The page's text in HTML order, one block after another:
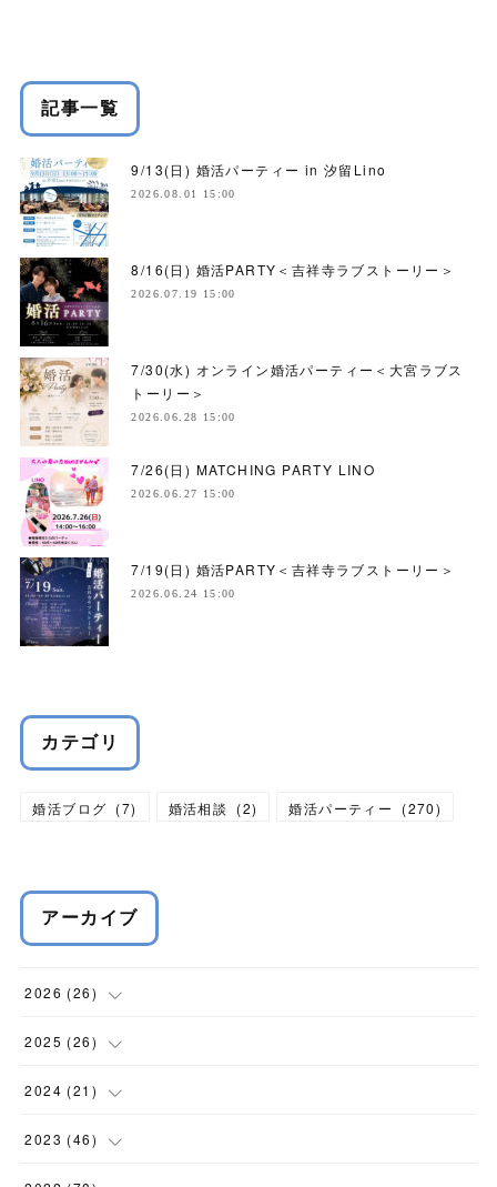
記事一覧
9/13(日) 婚活パーティー in 汐留Lino
2026.08.01 15:00
8/16(日) 婚活PARTY＜吉祥寺ラブストーリー＞
2026.07.19 15:00
7/30(水) オンライン婚活パーティー＜大宮ラブス
トーリー＞
2026.06.28 15:00
7/26(日) MATCHING PARTY LINO
2026.06.27 15:00
7/19(日) 婚活PARTY＜吉祥寺ラブストーリー＞
2026.06.24 15:00
カテゴリ
婚活ブログ (7) 婚活相談 (2) 婚活パーティー (270)
アーカイブ
2026 (26)
(1)
(1 )
(4)
(4 )
2025 (26)
(2 )
(6)
(3)
2024 (21 )
(3)
2023 (46)